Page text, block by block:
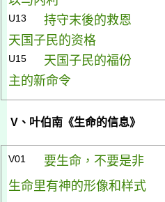
U13 持守末後的救恩
天国子民的资格
U15 天国子民的福份
主的新命令
V 、叶伯南《生命的信息》
V01 要生命，不要是非
生命里有神的形像和样式